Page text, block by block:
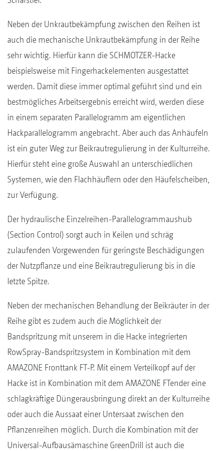
Neben der Unkrautbekämpfung zwischen den Reihen ist
auch die mechanische Unkrautbekämpfung in der Reihe
sehr wichtig. Hierfür kann die SCHMOTZER-Hacke
beispielsweise mit Fingerhackelementen ausgestattet
werden. Damit diese immer optimal geführt sind und ein
bestmögliches Arbeitsergebnis erreicht wird, werden diese
in einem separaten Parallelogramm am eigentlichen
Hackparallelogramm angebracht. Aber auch das Anhäufeln
ist ein guter Weg zur Beikrautregulierung in der Kulturreihe.
Hierfür steht eine große Auswahl an unterschiedlichen
Systemen, wie den Flachhäuflern oder den Häufelscheiben,
zur Verfügung.
Der hydraulische Einzelreihen-Parallelogrammaushub
(Section Control) sorgt auch in Keilen und schräg
zulaufenden Vorgewenden für geringste Beschädigungen
der Nutzpflanze und eine Beikrautregulierung bis in die
letzte Spitze.
Neben der mechanischen Behandlung der Beikräuter in der
Reihe gibt es zudem auch die Möglichkeit der
Bandspritzung mit unserem in die Hacke integrierten
RowSpray-Bandspritzsystem in Kombination mit dem
AMAZONE Fronttank FT-P. Mit einem Verteilkopf auf der
Hacke ist in Kombination mit dem AMAZONE FTender eine
schlagkräftige Düngerausbringung direkt an der Kulturreihe
oder auch die Aussaat einer Untersaat zwischen den
Pflanzenreihen möglich. Durch die Kombination mit der
Universal-Aufbausämaschine GreenDrill ist auch die